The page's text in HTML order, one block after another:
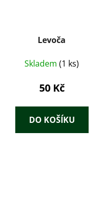
Levoča
Skladem (1 ks)
50 Kč
DO KOŠÍKU